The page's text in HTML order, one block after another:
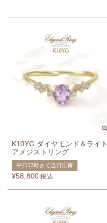
K10YG ダイヤモンド＆ライト
アメジストリング
平日13時まで当日出荷
¥58,800 税込